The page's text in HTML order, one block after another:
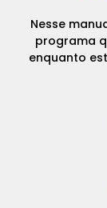
Nesse
programa
enquanto